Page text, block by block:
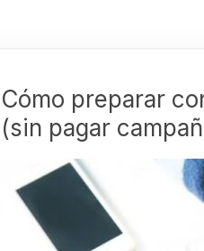
Cómo preparar
(sin pagar